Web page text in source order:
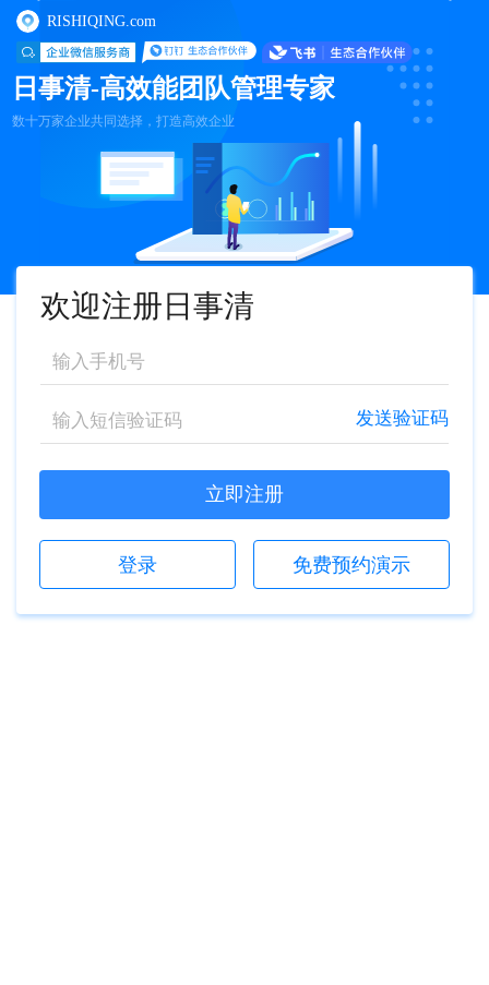
RISHIQING.com
日事清-高效能团队管理专家
数十万家企业共同选择，打造高效企业
欢迎注册日事清
发送验证码
立即注册
登录 免费预约演示